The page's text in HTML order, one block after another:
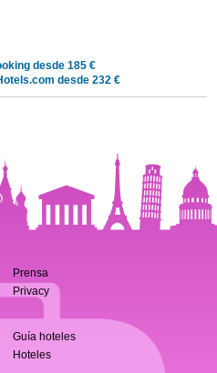
desde 185 €
desde 232 €
Prensa
Privacy
Guía hoteles
Hoteles